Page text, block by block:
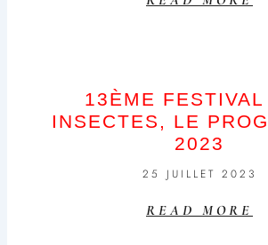
13ÈME FESTIVAL
INSECTES, LE
2023
25 JUILLET 2023
READ MORE